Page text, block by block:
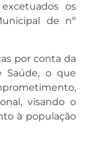
os
de nº
por conta da
Saúde, o que
visando o
à população